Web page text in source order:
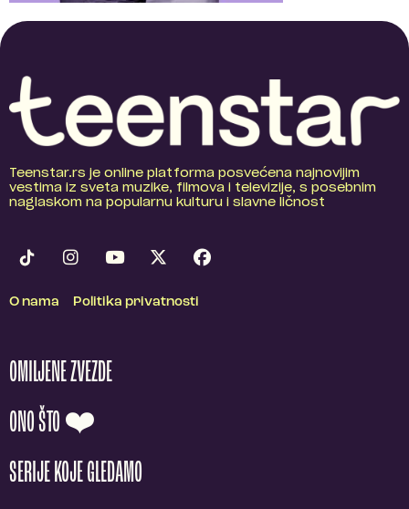
Teenstar.rs je online platforma posvećena najnovijim
vestima iz sveta muzike, filmova i televizije, s posebnim
naglaskom na popularnu kulturu i slavne ličnost
O nama Politika privatnosti
OMILJENE ZVEZDE
ONO ŠTO ❤️
SERIJE KOJE GLEDAMO